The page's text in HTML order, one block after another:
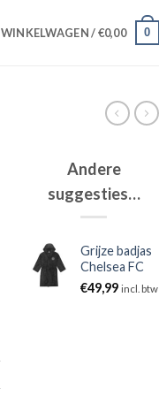
WINKELWAGEN /€0,00 0
Andere
suggesties…
Grijze badjas
Chelsea FC
€49,99 incl. btw